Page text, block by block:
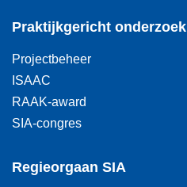
Praktijkgericht onderzoek
Projectbeheer
ISAAC
RAAK-award
SIA-congres
Regieorgaan SIA